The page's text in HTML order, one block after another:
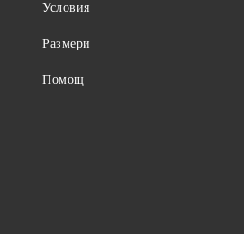
Условия
Размери
Помощ